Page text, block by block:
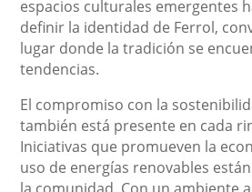
espacios culturales emergentes
definir la identidad de Ferrol,
lugar donde la tradición se
tendencias.
El compromiso con la
también está presente en cada
Iniciativas que promueven la
uso de energías renovables